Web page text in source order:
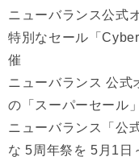
ニューバランス公式
特別なセール「
催
ニューバランス 公式
の「スーパーセール
ニューバランス「公
な 5周年祭を 5月1日